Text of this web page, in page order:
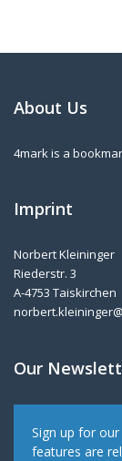
About Us
4mark is a
Imprint
Norbert Kleininger
Riederstr. 3
A-4753 Taiskirchen
Our
Sign up for
features are